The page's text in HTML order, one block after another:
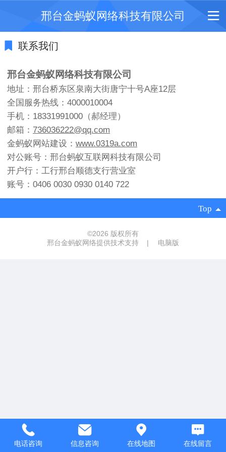
邢台金蚂蚁网络科技有限公司
联系我们
邢台金蚂蚁网络科技有限公司
地址：邢台桥东区泉南大街唐宁十号A座12层
全国服务热线：4000010004
手机：18331991000（郝经理）
邮箱： 736036222@qq.com
金蚂蚁网站建设： www.0319a.com
对公账号：邢台蚂蚁互联网科技有限公司
开户行：工行邢台顺德支行营业室
账号：0406 0030 0930 0140 722
Top
©2026 版权所有
邢台金蚂蚁网络提供技术支持
| 电脑版
电话咨询 信息咨询 在线地图 在线留言